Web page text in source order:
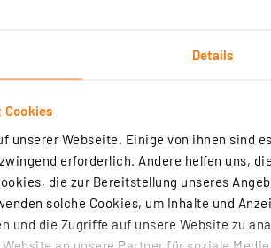
Details
Cookies
unserer Webseite. Einige von ihnen sind
erforderlich. Andere helfen uns,
die zur Bereitstellung unseres
solche Cookies, um Inhalte und
und die Zugriffe auf unsere Website zu
an unsere Partner für soziale
erschöpft ist, wechseln Sie dieses
Cube, aus hocheffizientem
Cube)